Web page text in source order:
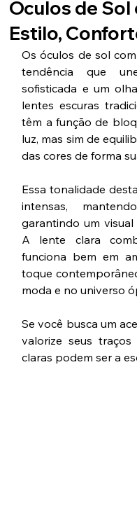
Óculos de Sol
Estilo,
Os óculos de sol
tendência que
sofisticada e um
lentes escuras
têm a função de
luz, mas sim de
das cores de forma
Essa tonalidade
intensas,
garantindo um
A lente clara
funciona bem em
toque
moda e no universo
Se você busca um
valorize seus
claras podem ser a